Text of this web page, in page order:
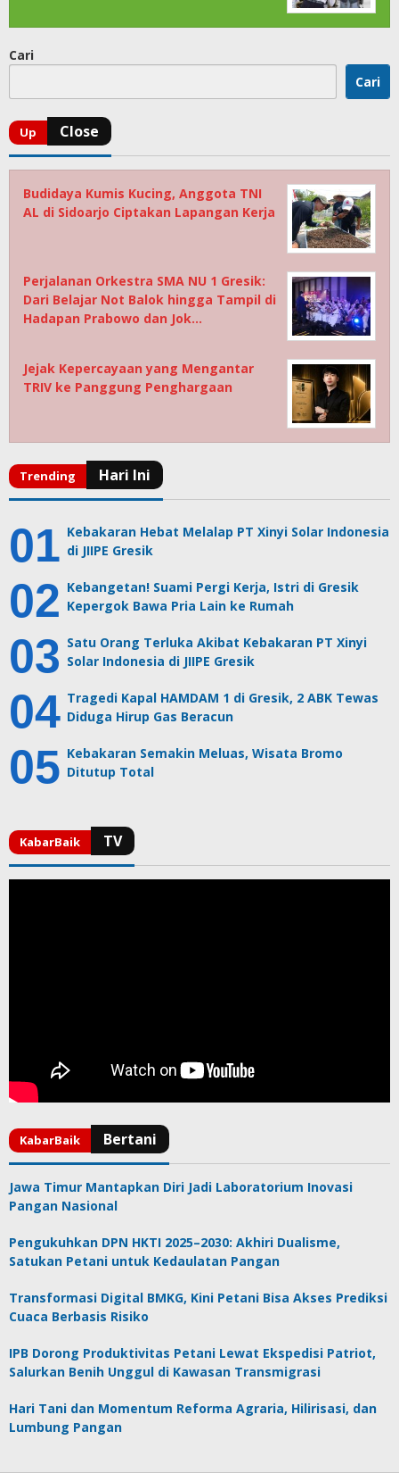
Cari
Cari
Budidaya Kumis Kucing, Anggota TNI
AL di Sidoarjo Ciptakan Lapangan Kerja
Perjalanan Orkestra SMA NU 1 Gresik:
Dari Belajar Not Balok hingga Tampil di
Hadapan Prabowo dan Jok…
Jejak Kepercayaan yang Mengantar
TRIV ke Panggung Penghargaan
Kebakaran Hebat Melalap PT Xinyi Solar Indonesia
di JIIPE Gresik
Kebangetan! Suami Pergi Kerja, Istri di Gresik
Kepergok Bawa Pria Lain ke Rumah
Satu Orang Terluka Akibat Kebakaran PT Xinyi
Solar Indonesia di JIIPE Gresik
Tragedi Kapal HAMDAM 1 di Gresik, 2 ABK Tewas
Diduga Hirup Gas Beracun
Kebakaran Semakin Meluas, Wisata Bromo
Ditutup Total
Jawa Timur Mantapkan Diri Jadi Laboratorium Inovasi
Pangan Nasional
Pengukuhkan DPN HKTI 2025–2030: Akhiri Dualisme,
Satukan Petani untuk Kedaulatan Pangan
Transformasi Digital BMKG, Kini Petani Bisa Akses Prediksi
Cuaca Berbasis Risiko
IPB Dorong Produktivitas Petani Lewat Ekspedisi Patriot,
Salurkan Benih Unggul di Kawasan Transmigrasi
Hari Tani dan Momentum Reforma Agraria, Hilirisasi, dan
Lumbung Pangan